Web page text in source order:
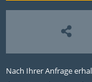
Nach Ihrer Anfrage